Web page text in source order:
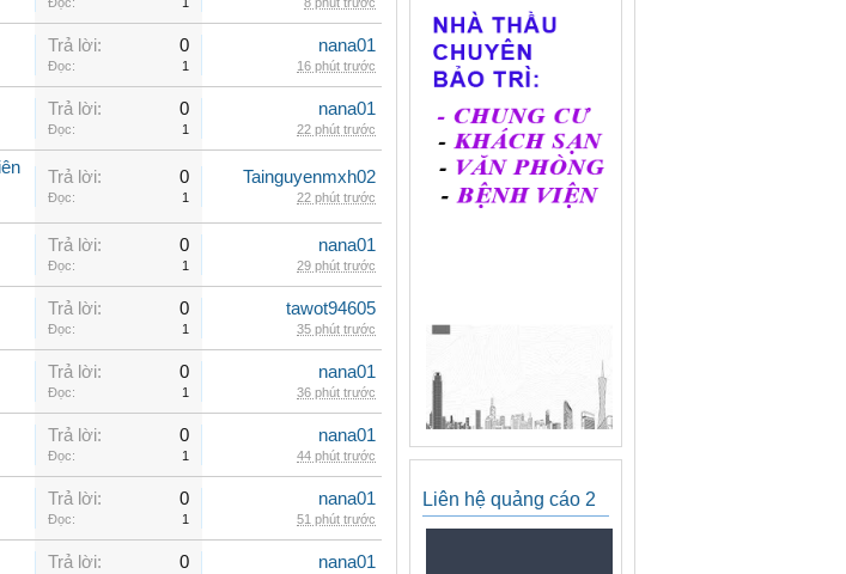
Trả lời: 0
Đọc: 1
nana01
16 phút trước
Trả lời: 0
Đọc: 1
nana01
22 phút trước
Trả lời: 0
Đọc: 1
Tainguyenmxh02
22 phút trước
Trả lời: 0
Đọc: 1
nana01
29 phút trước
Trả lời: 0
Đọc: 1
tawot94605
35 phút trước
Trả lời: 0
Đọc: 1
nana01
36 phút trước
Trả lời: 0
Đọc: 1
nana01
44 phút trước
Trả lời: 0
Đọc: 1
nana01
51 phút trước
Trả lời: 0 nana01
Liên hệ quảng cáo 2